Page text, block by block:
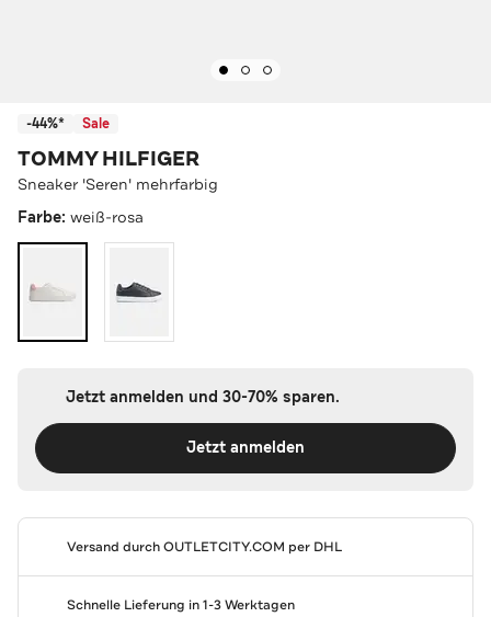
-44%* Sale
TOMMY HILFIGER
Sneaker 'Seren' mehrfarbig
Farbe: weiß-rosa
Jetzt anmelden und 30-70% sparen.
Jetzt anmelden
Versand durchOUTLETCITY.COM per DHL
Schnelle Lieferung in 1-3 Werktagen